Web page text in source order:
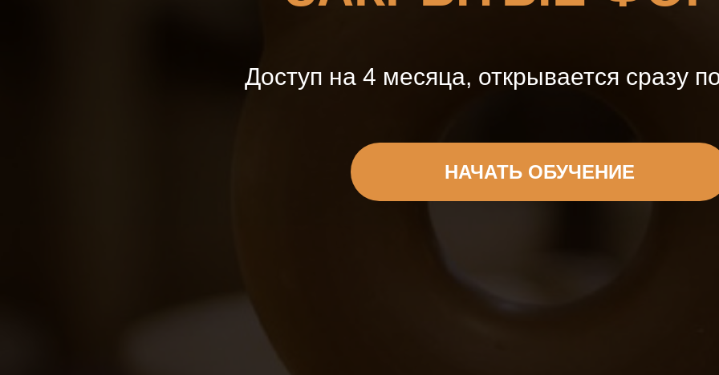
НАЧАТЬ ОБУЧЕНИЕ
Доступ на 4 месяца, открывается сразу